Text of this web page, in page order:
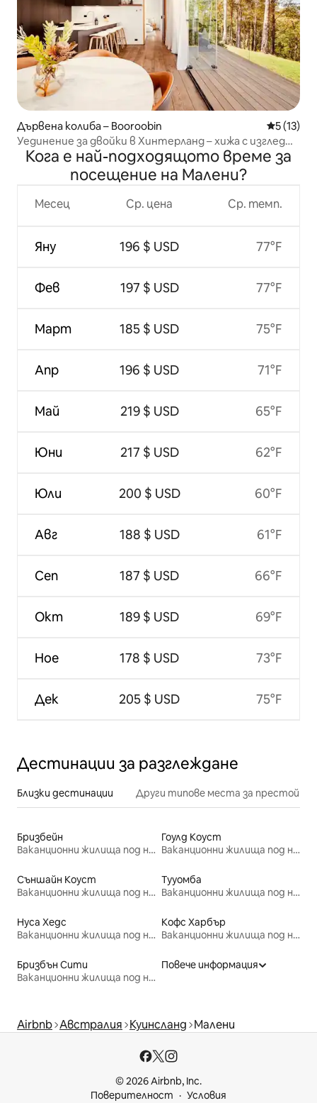
Дървена колиба – Booroobin Средна
5 (13)
Уединение за двойки в Хинтерланд – хижа с изглед
към долината
Кога е най-подходящото време за
посещение на Малени?
Месец
Яну
Фев
Март
Апр
Май
Юни
Юли
Авг
Сеп
Окт
Ное
Дек
Ср. цена
196 $ USD
197 $ USD
185 $ USD
196 $ USD
219 $ USD
217 $ USD
200 $ USD
188 $ USD
187 $ USD
189 $ USD
178 $ USD
205 $ USD
Ср. темп.
77°F
77°F
75°F
71°F
65°F
62°F
60°F
61°F
66°F
69°F
73°F
75°F
Дестинации за разглеждане
Близки дестинации Други типове места за престой
Бризбейн
Ваканционни жилища под наем
Гоулд Коуст
Ваканционни жилища под наем
Съншайн Коуст
Ваканционни жилища под наем
Тууомба
Ваканционни жилища под наем
Нуса Хедс
Ваканционни жилища под наем
Кофс Харбър
Ваканционни жилища под наем
Бризбън Сити
Ваканционни жилища под наем
Повече информация
Airbnb Австралия Куинсланд Малени
© 2026 Airbnb, Inc.
Поверителност
Условия